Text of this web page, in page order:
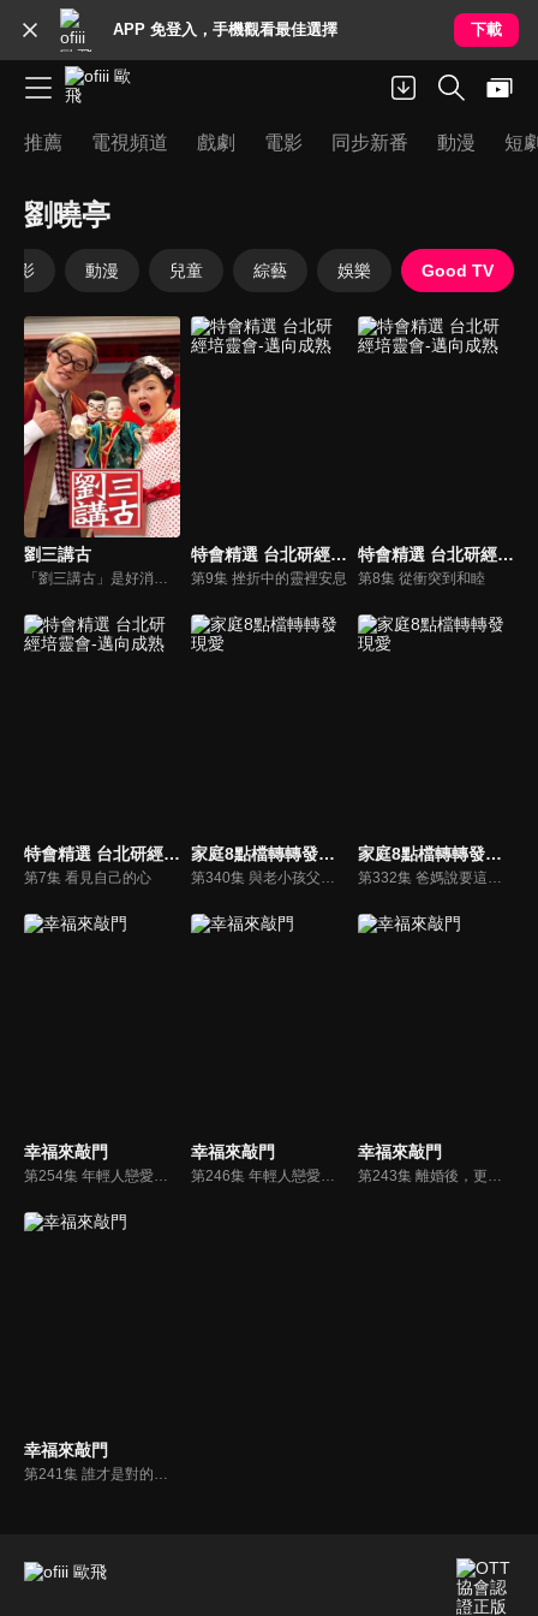
APP 免登入，手機觀看最佳選擇 下載
推薦 電視頻道 戲劇 電影 同步新番 動漫 短
劉曉亭
電影 動漫 兒童 綜藝 娛樂 Good TV
劉三講古
「劉三講古」是好消息最老牌的節目，除了加入戲劇元素「喳唸伯與長腳姨」外，並蒐集無數史料，找到美好而精彩的基督徒生命故事，好讓福音更輕鬆真實的呈現在觀眾眼前。
特會精選 台北研經培靈會-邁向成熟
第9集 挫折中的靈裡安息
特會精選 台北研經培靈會-邁向成熟
第8集 從衝突到和睦
特會精選 台北研經培靈會-邁向成熟
第7集 看見自己的心
家庭8點檔轉轉發現愛 家庭8點檔轉轉發現愛
幸福來敲門 幸福來敲門
第246集 年輕人戀愛，誰主動？
幸福來敲門
幸福來敲門
第241集 誰才是對的人？